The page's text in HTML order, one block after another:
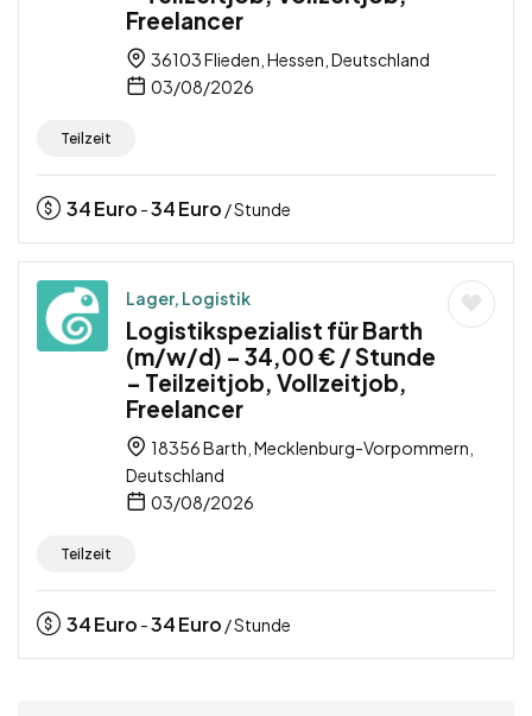
Freelancer
36103 Flieden, Hessen, Deutschland
03/08/2026
Teilzeit
34Euro -34Euro / Stunde
Lager, Logistik
Logistikspezialist für Barth
(m/w/d) – 34,00 € / Stunde
– Teilzeitjob, Vollzeitjob,
Freelancer
18356 Barth, Mecklenburg-Vorpommern,
Deutschland
03/08/2026
Teilzeit
34Euro -34Euro / Stunde